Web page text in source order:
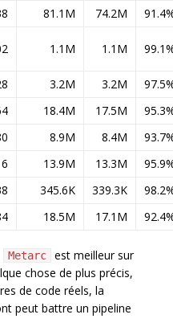
81.1M 74.2M
1.1M 1.1M
3.2M 3.2M
18.4M 17.5M
8.9M 8.4M
13.9M 13.3M
345.6K 339.3K
18.5M 17.1M
Metarc
est meilleur sur
chose de plus précis,
de code réels, la
peut battre un pipeline